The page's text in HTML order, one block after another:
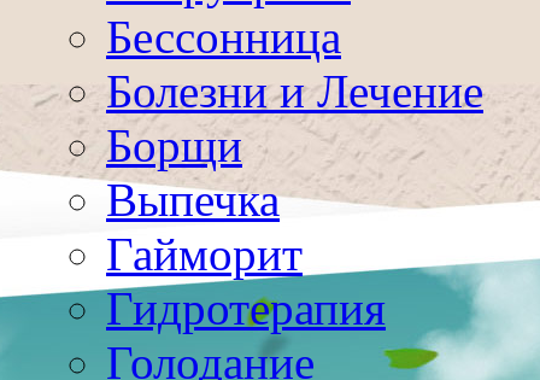
Бессонница
Болезни и Лечение
Борщи
Выпечка
Гайморит
Гидротерапия
Голодание